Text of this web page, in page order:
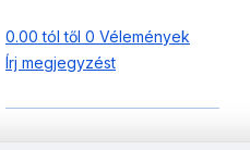
0.00 tól től 0 Vélemények
Írj megjegyzést